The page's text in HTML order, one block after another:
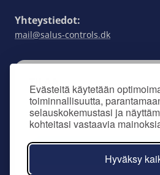
Evästeitä käytetään
toiminnallisuutta,
selauskokemustasi ja
kohteitasi vastaavia
Hyväksy
Yhteystiedot:
mail@salus-controls.dk
Pysy ajan tasalla kaikesta
tilaamalla uutiskirjeemme.